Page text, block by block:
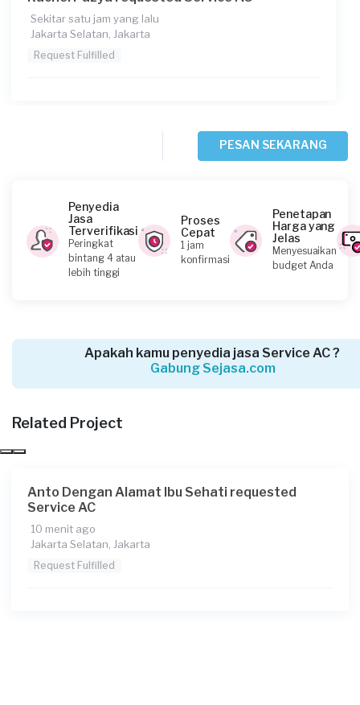
Sekitar satu jam yang lalu
Jakarta Selatan, Jakarta
Request Fulfilled
Ravi Anto requested Service AC
Agung Sidiq Nugraha requested Service AC
Sekitar 3 jam yang lalu
Ahmad Farhan Se requested Service AC
Sekitar 3 jam yang lalu
PESAN SEKARANG
Penyedia
Jasa
Terverifikasi
Peringkat
bintang 4 atau
lebih tinggi
Proses
Cepat
1 jam
konfirmasi
Penetapan
Harga yang
Jelas
Menyesuaikan
budget Anda
Apakah kamu penyedia jasa Service AC ?
Gabung Sejasa.com
Related Project
Anto Dengan Alamat Ibu Sehati requested
Service AC
10 menit ago
Jakarta Selatan, Jakarta
Request Fulfilled